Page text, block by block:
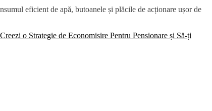
eficient de apă, butoanele și plăcile de acționare ușor de
o Strategie de Economisire Pentru Pensionare și Să-ți